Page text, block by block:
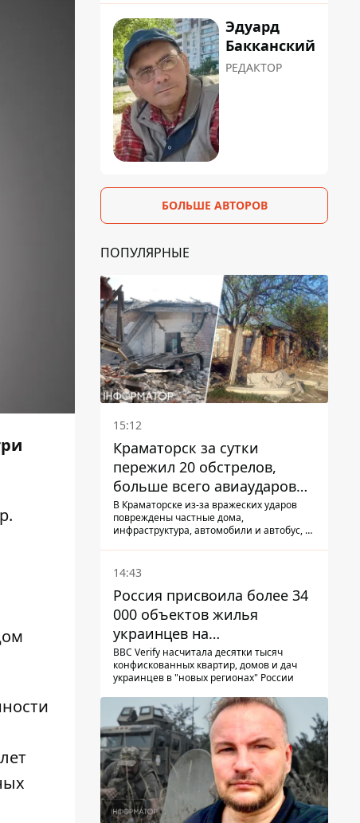
.
Эдуард
Бакканский
РЕДАКТОР
БОЛЬШЕ АВТОРОВ
ПОПУЛЯРНЫЕ
15:12
Краматорск за сутки
пережил 20 обстрелов,
больше всего авиаударов
КАБ-250
В Краматорске из-за вражеских ударов
повреждены частные дома,
инфраструктура, автомобили и автобус, а
14:43
Россия присвоила более 34
000 объектов жилья
украинцев на
оккупированных
территориях -
BBC Verify насчитала десятки тысяч
конфискованных квартир, домов и дач
украинцев в "новых регионах" России